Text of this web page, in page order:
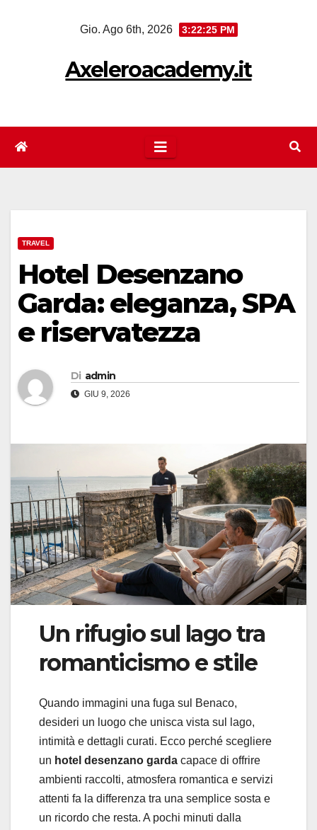
Gio. Ago 6th, 2026 3:22:25 PM
Axeleroacademy.it
TRAVEL
Hotel Desenzano
Garda: eleganza, SPA
e riservatezza
Di admin
GIU 9, 2026
Un rifugio sul lago tra
romanticismo e stile
Quando immagini una fuga sul Benaco,
desideri un luogo che unisca vista sul lago,
intimità e dettagli curati. Ecco perché scegliere
un hotel desenzano garda capace di offrire
ambienti raccolti, atmosfera romantica e servizi
attenti fa la differenza tra una semplice sosta e
un ricordo che resta. A pochi minuti dalla